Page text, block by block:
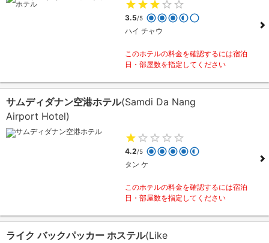
3.5/5
ハイ チャウ
このホテルの料金を確認するには宿泊
日・部屋数を指定してください
サムディダナン空港ホテル(Samdi Da Nang
Airport Hotel)
4.2/5
タン ケ
このホテルの料金を確認するには宿泊
日・部屋数を指定してください
ライク バックパッカー ホステル(Like